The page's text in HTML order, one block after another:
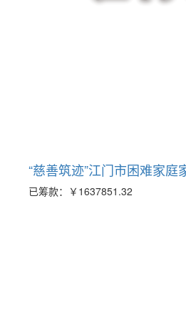
“慈善筑迹”江门市困难家庭
已筹款： ￥1637851.32